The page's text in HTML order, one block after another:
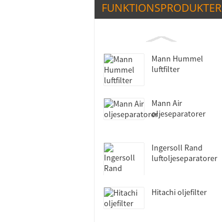
FUNKTIONSPRODUKTER
Mann Hummel
luftfilter
Mann Air
oljeseparatorer
Ingersoll Rand
luftoljeseparatorer
Hitachi oljefilter